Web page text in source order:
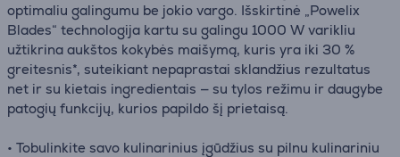
optimaliu galingumu be jokio vargo. Išskirtinė „Powelix
Blades“ technologija kartu su galingu 1000 W varikliu
užtikrina aukštos kokybės maišymą, kuris yra iki 30 %
greitesnis*, suteikiant nepaprastai sklandžius rezultatus
net ir su kietais ingredientais — su tylos režimu ir daugybe
patogių funkcijų, kurios papildo šį prietaisą.
• Tobulinkite savo kulinarinius įgūdžius su pilnu kulinariniu